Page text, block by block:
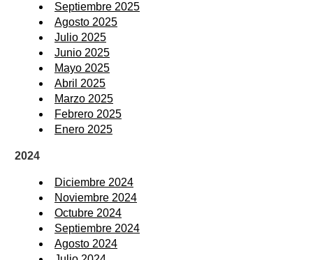
Septiembre 2025
Agosto 2025
Julio 2025
Junio 2025
Mayo 2025
Abril 2025
Marzo 2025
Febrero 2025
Enero 2025
2024
Diciembre 2024
Noviembre 2024
Octubre 2024
Septiembre 2024
Agosto 2024